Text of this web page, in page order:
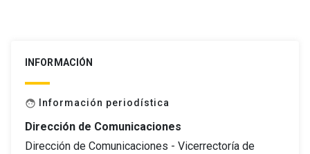
INFORMACIÓN
face Información periodística
Dirección de Comunicaciones
Dirección de Comunicaciones - Vicerrectoría de